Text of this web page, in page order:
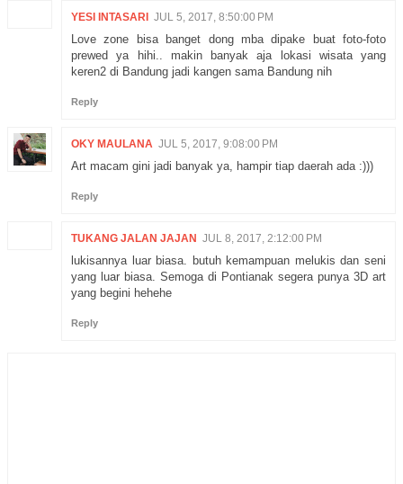
YESI INTASARI JUL 5, 2017, 8:50:00 PM
Love zone bisa banget dong mba dipake buat foto-foto
prewed ya hihi.. makin banyak aja lokasi wisata yang
keren2 di Bandung jadi kangen sama Bandung nih
Reply
OKY MAULANA JUL 5, 2017, 9:08:00 PM
Art macam gini jadi banyak ya, hampir tiap daerah ada :)))
Reply
TUKANG JALAN JAJAN JUL 8, 2017, 2:12:00 PM
lukisannya luar biasa. butuh kemampuan melukis dan seni
yang luar biasa. Semoga di Pontianak segera punya 3D art
yang begini hehehe
Reply